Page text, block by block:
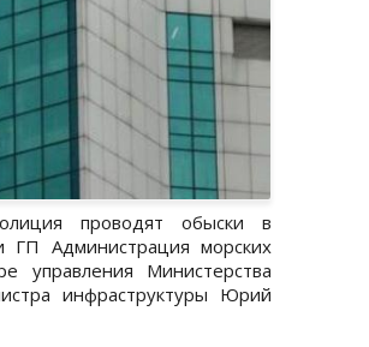
проводят обыски в
ГП Администрация морских
управления Министерства
инфраструктуры Юрий